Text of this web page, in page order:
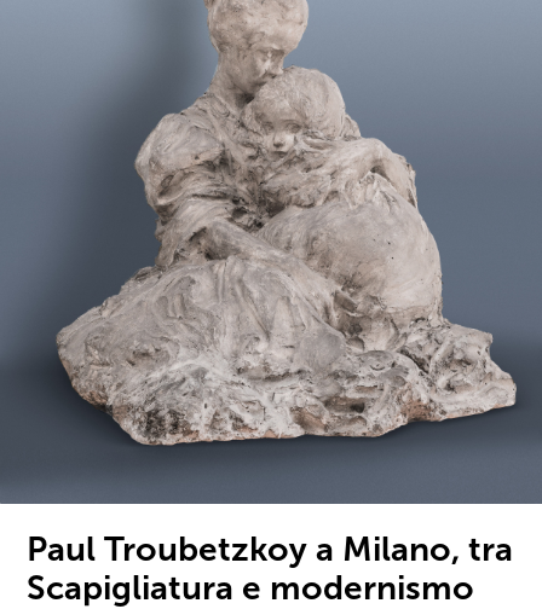
Paul Troubetzkoy a Milano, tra
Scapigliatura e modernismo